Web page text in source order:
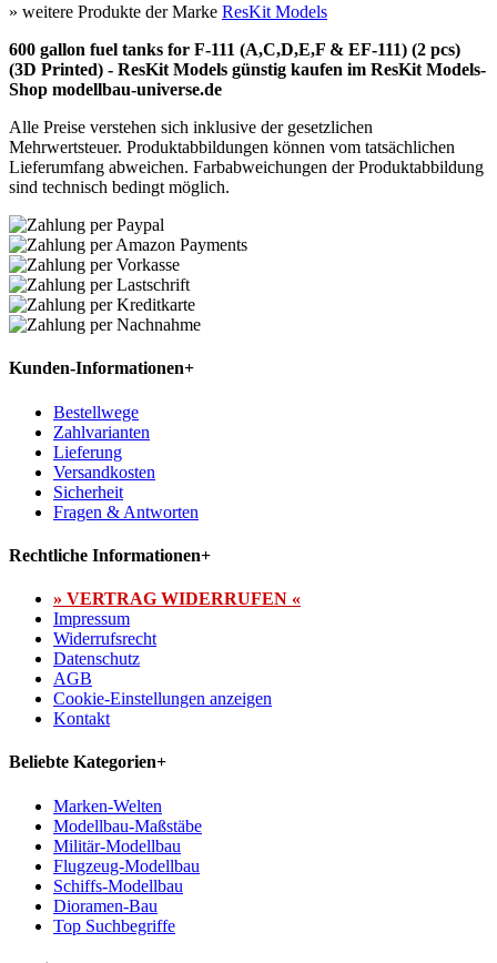
» weitere Produkte der Marke ResKit Models
600 gallon fuel tanks for F-111 (A,C,D,E,F & EF-111) (2 pcs)
(3D Printed) - ResKit Models günstig kaufen im ResKit Models-
Shop modellbau-universe.de
Alle Preise verstehen sich inklusive der gesetzlichen
Mehrwertsteuer. Produktabbildungen können vom tatsächlichen
Lieferumfang abweichen. Farbabweichungen der Produktabbildung
sind technisch bedingt möglich.
Kunden-Informationen+
Bestellwege
Zahlvarianten
Lieferung
Versandkosten
Sicherheit
Fragen & Antworten
Rechtliche Informationen+
» VERTRAG WIDERRUFEN «
Impressum
Widerrufsrecht
Datenschutz
AGB
Cookie-Einstellungen anzeigen
Kontakt
Beliebte Kategorien+
Marken-Welten
Modellbau-Maßstäbe
Militär-Modellbau
Flugzeug-Modellbau
Schiffs-Modellbau
Dioramen-Bau
Top Suchbegriffe